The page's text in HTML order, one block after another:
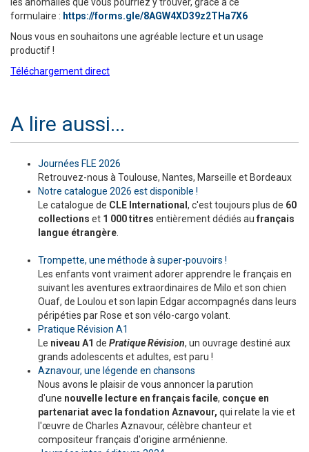
les anomalies que vous pourriez y trouver, grâce à ce
formulaire : https://forms.gle/8AGW4XD39z2THa7X6
Nous vous en souhaitons une agréable lecture et un usage
productif !
Téléchargement direct
A lire aussi...
Journées FLE 2026
Retrouvez-nous à Toulouse, Nantes, Marseille et Bordeaux
Notre catalogue 2026 est disponible !
Le catalogue de CLE International , c'est toujours plus de 60
collections et 1 000 titres entièrement dédiés au français
langue étrangère.
Trompette, une méthode à super-pouvoirs !
Les enfants vont vraiment adorer apprendre le français en
suivant les aventures extraordinaires de Milo et son chien
Ouaf, de Loulou et son lapin Edgar accompagnés dans leurs
péripéties par Rose et son vélo-cargo volant.
Pratique Révision A1
Le niveau A1 de Pratique Révision, un ouvrage destiné aux
grands adolescents et adultes, est paru !
Aznavour, une légende en chansons
Nous avons le plaisir de vous annoncer la parution
d'une nouvelle lecture en français facile, conçue en
partenariat avec la fondation Aznavour, qui relate la vie et
l'œuvre de Charles Aznavour, célèbre chanteur et
compositeur français d'origine arménienne.